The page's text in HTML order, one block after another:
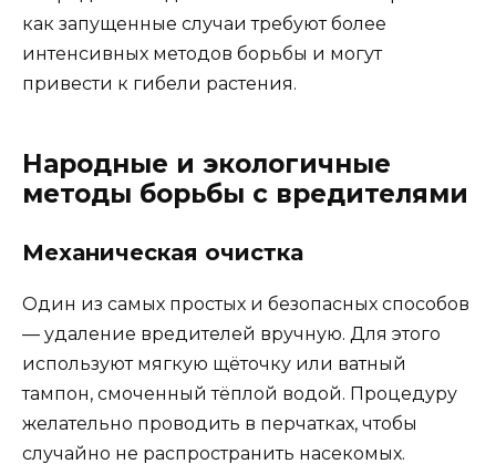
как запущенные случаи требуют более
интенсивных методов борьбы и могут
привести к гибели растения.
Народные и экологичные
методы борьбы с вредителями
Механическая очистка
Один из самых простых и безопасных способов
— удаление вредителей вручную. Для этого
используют мягкую щёточку или ватный
тампон, смоченный тёплой водой. Процедуру
желательно проводить в перчатках, чтобы
случайно не распространить насекомых.